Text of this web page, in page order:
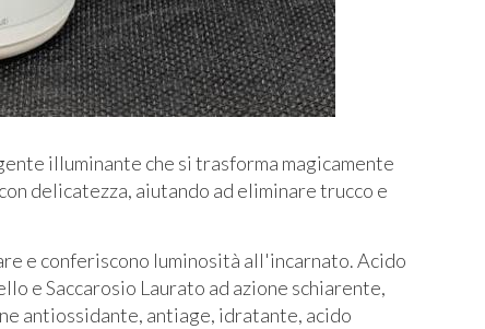
illuminante che si trasforma magicamente
delicatezza, aiutando ad eliminare trucco e
e conferiscono luminosità all'incarnato. Acido
e Saccarosio Laurato ad azione schiarente,
antiossidante, antiage, idratante, acido